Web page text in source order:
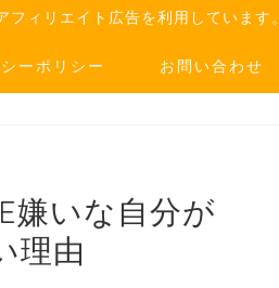
フィリエイト広告を利用しています。
ーポリシー お問い合わせ
嫌いな自分が
理由